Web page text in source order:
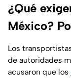
¿Qué
México?
Los
de autoridades
acusaron que los